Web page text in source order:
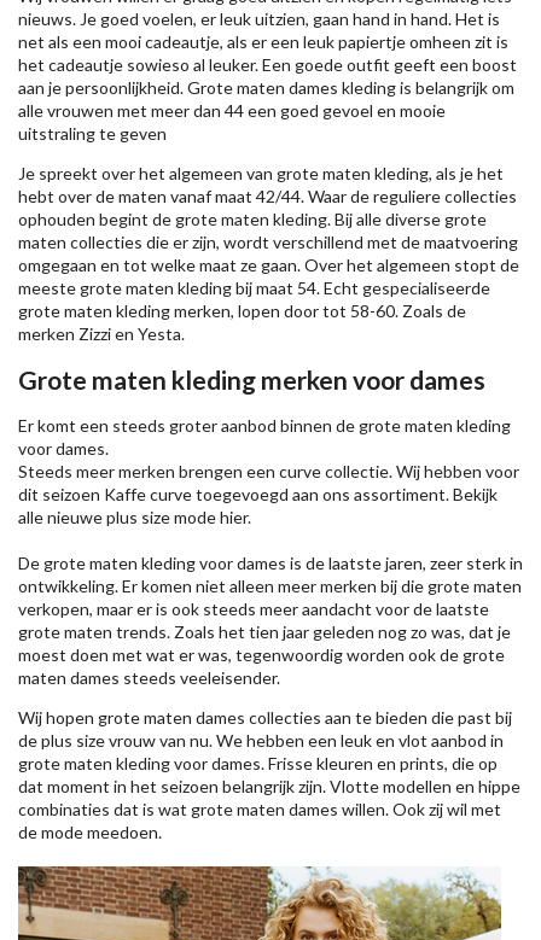
nieuws. Je goed voelen, er leuk uitzien, gaan hand in hand. Het is
net als een mooi cadeautje, als er een leuk papiertje omheen zit is
het cadeautje sowieso al leuker. Een goede outfit geeft een boost
aan je persoonlijkheid. Grote maten dames kleding is belangrijk om
alle vrouwen met meer dan 44 een goed gevoel en mooie
uitstraling te geven
Je spreekt over het algemeen van grote maten kleding, als je het
hebt over de maten vanaf maat 42/44. Waar de reguliere collecties
ophouden begint de grote maten kleding. Bij alle diverse grote
maten collecties die er zijn, wordt verschillend met de maatvoering
omgegaan en tot welke maat ze gaan. Over het algemeen stopt de
meeste grote maten kleding bij maat 54. Echt gespecialiseerde
grote maten kleding merken, lopen door tot 58-60. Zoals de
merken Zizzien Yesta.
Grote maten kleding merken voor dames
Er komt een steeds groter aanbod binnen de grote maten kleding
voor dames.
Steeds meer merken brengen een curve collectie. Wij hebben voor
dit seizoen Kaffecurve toegevoegd aan ons assortiment. Bekijk
alle nieuweplus size modehier.
De grote maten kleding voor dames is de laatste jaren, zeer sterk in
ontwikkeling. Er komen niet alleen meer merken bij die grote maten
verkopen, maar er is ook steeds meer aandacht voor de laatste
grote maten trends. Zoals het tien jaar geleden nog zo was, dat je
moest doen met wat er was, tegenwoordig worden ook de grote
maten dames steeds veeleisender.
Wij hopen grote maten dames collecties aan te bieden die past bij
de plus size vrouw van nu. We hebben een leuk en vlot aanbod in
grote maten kleding voor dames. Frisse kleuren en prints, die op
dat moment in het seizoen belangrijk zijn. Vlotte modellen en hippe
combinaties dat is wat grote maten dames willen. Ook zij wil met
de mode meedoen.